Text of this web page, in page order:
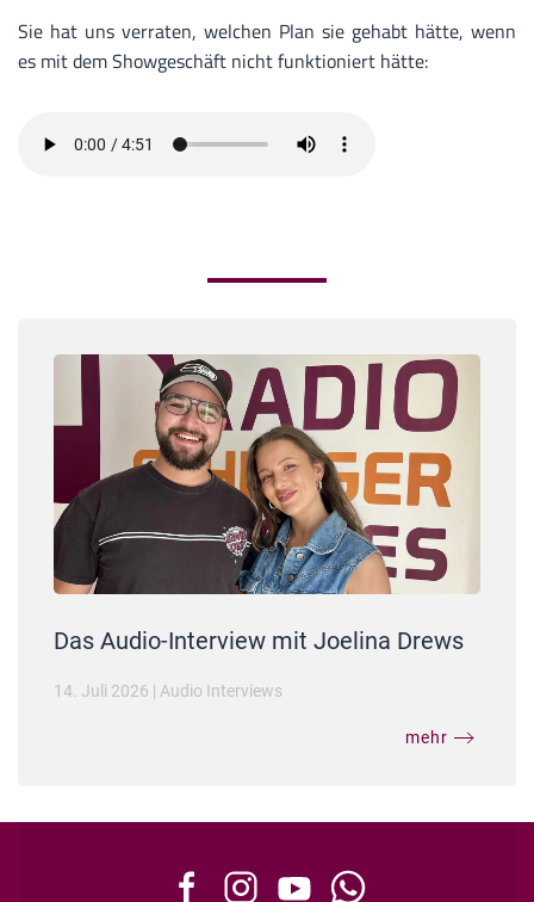
Sie hat uns verraten, welchen Plan sie gehabt hätte, wenn
es mit dem Showgeschäft nicht funktioniert hätte:
Das Audio-Interview mit Joelina Drews
14. Juli 2026 | Audio Interviews
mehr